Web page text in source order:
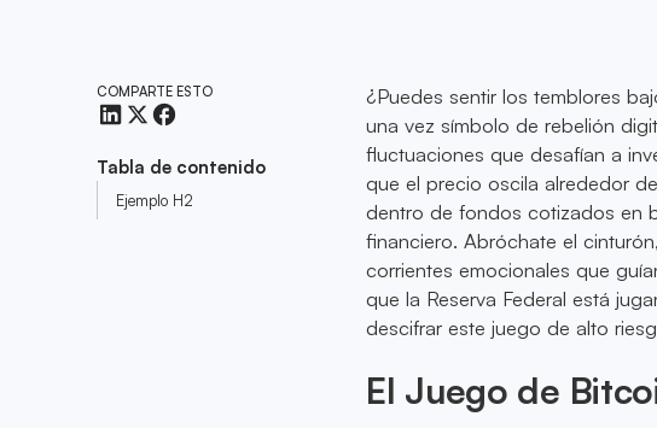
COMPARTE ESTO
Tabla de contenido
Ejemplo H2
¿Puedes sentir los temblores
una vez símbolo de rebelión
fluctuaciones que desafían a
que el precio oscila alrededor
dentro de fondos cotizados en
financiero. Abróchate el
corrientes emocionales que
que la Reserva Federal está
descifrar este juego de alto
El Juego de